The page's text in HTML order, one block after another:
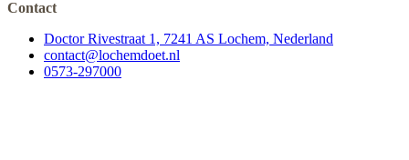
Contact
Doctor Rivestraat 1, 7241 AS Lochem, Nederland
contact@lochemdoet.nl
0573-297000